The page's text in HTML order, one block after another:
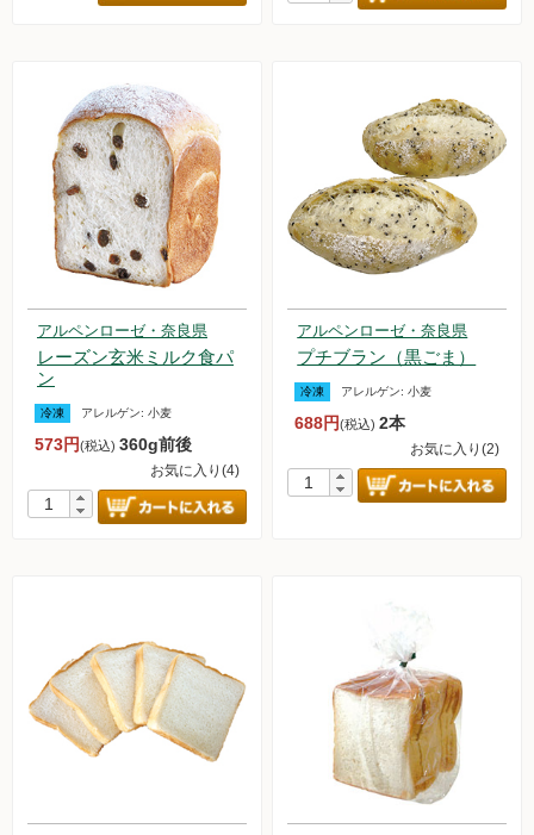
アルペンローゼ・奈良県
レーズン玄米ミルク食パ
ン
冷凍 アレルゲン: 小麦
573円(税込) 360g前後
お気に入り(4)
アルペンローゼ・奈良県
プチブラン（黒ごま）
冷凍 アレルゲン:小麦
688円(税込)2本
お気に入り(2)